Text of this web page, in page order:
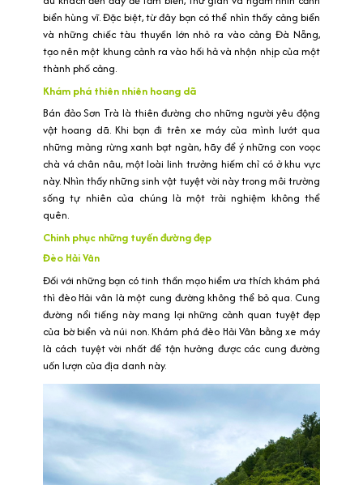
biển hùng vĩ. Đặc biệt, từ đây bạn có thể nhìn thấy cảng biển
và những chiếc tàu thuyền lớn nhỏ ra vào cảng Đà Nẵng,
tạo nên một khung cảnh ra vào hối hả và nhộn nhịp của một
thành phố cảng.
Khám phá thiên nhiên hoang dã
Bán đảo Sơn Trà là thiên đường cho những người yêu động
vật hoang dã. Khi bạn đi trên xe máy của mình lướt qua
những mảng rừng xanh bạt ngàn, hãy để ý những con voọc
chà vá chân nâu, một loài linh trưởng hiếm chỉ có ở khu vực
này. Nhìn thấy những sinh vật tuyệt vời này trong môi trường
sống tự nhiên của chúng là một trải nghiệm không thể
quên.
Chinh phục những tuyến đường đẹp
Đèo Hải Vân
Đối với những bạn có tinh thần mạo hiểm ưa thích khám phá
thì đèo Hải vân là một cung đường không thể bỏ qua. Cung
đường nổi tiếng này mang lại những cảnh quan tuyệt đẹp
của bờ biển và núi non. Khám phá đèo Hải Vân bằng xe máy
là cách tuyệt vời nhất để tận hưởng được các cung đường
uốn lượn của địa danh này.